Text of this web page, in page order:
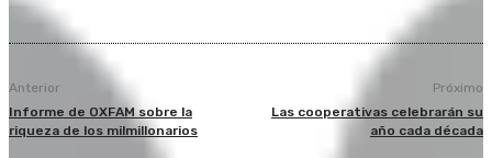
Anterior
Informe de OXFAM sobre la
riqueza de los milmillonarios
Próximo
Las cooperativas celebrarán su
año cada década